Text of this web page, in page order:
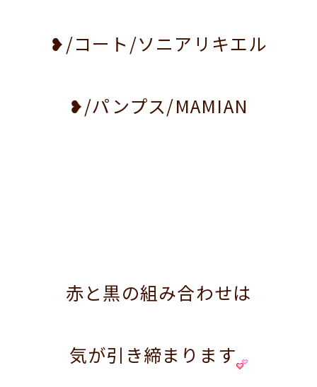
❥/コート/ソニアリキエル
❥/パンプス/MAMIAN
赤と黒の組み合わせは
気が引き締まります